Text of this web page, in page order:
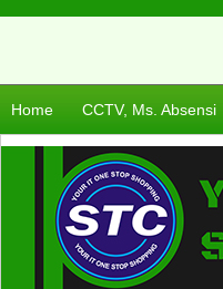
Home CCTV, Ms. Absensi